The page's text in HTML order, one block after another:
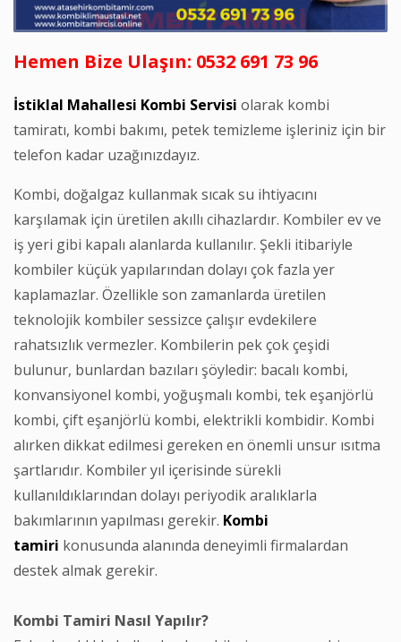
Hemen Bize Ulaşın: 0532 691 73 96
İstiklal Mahallesi Kombi Servisi olarak kombi
tamiratı, kombi bakımı, petek temizleme işleriniz için bir
telefon kadar uzağınızdayız.
Kombi, doğalgaz kullanmak sıcak su ihtiyacını
karşılamak için üretilen akıllı cihazlardır. Kombiler ev ve
iş yeri gibi kapalı alanlarda kullanılır. Şekli itibariyle
kombiler küçük yapılarından dolayı çok fazla yer
kaplamazlar. Özellikle son zamanlarda üretilen
teknolojik kombiler sessizce çalışır evdekilere
rahatsızlık vermezler. Kombilerin pek çok çeşidi
bulunur, bunlardan bazıları şöyledir: bacalı kombi,
konvansiyonel kombi, yoğuşmalı kombi, tek eşanjörlü
kombi, çift eşanjörlü kombi, elektrikli kombidir. Kombi
alırken dikkat edilmesi gereken en önemli unsur ısıtma
şartlarıdır. Kombiler yıl içerisinde sürekli
kullanıldıklarından dolayı periyodik aralıklarla
bakımlarının yapılması gerekir. Kombi
tamiri konusunda alanında deneyimli firmalardan
destek almak gerekir.
Kombi Tamiri Nasıl Yapılır?